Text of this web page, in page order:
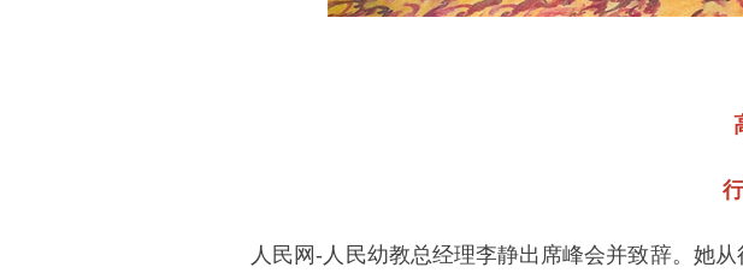
人民网-人民幼教总经理李静出席峰会并致辞。她从